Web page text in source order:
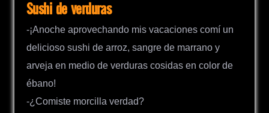
Sushi de verduras
-¡Anoche aprovechando mis vacaciones comí un
delicioso sushi de arroz, sangre de marrano y
arveja en medio de verduras cosidas en color de
ébano!
-¿Comiste morcilla verdad?